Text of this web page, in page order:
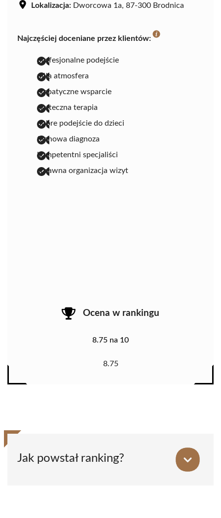
Lokalizacja: Dworcowa 1a, 87-300 Brodnica
Najczęściej doceniane przez klientów:
profesjonalne podejście
miła atmosfera
empatyczne wsparcie
skuteczna terapia
dobre podejście do dzieci
fachowa diagnoza
kompetentni specjaliści
sprawna organizacja wizyt
Ocena w rankingu
8.75 na 10
8.75
Jak powstał ranking?